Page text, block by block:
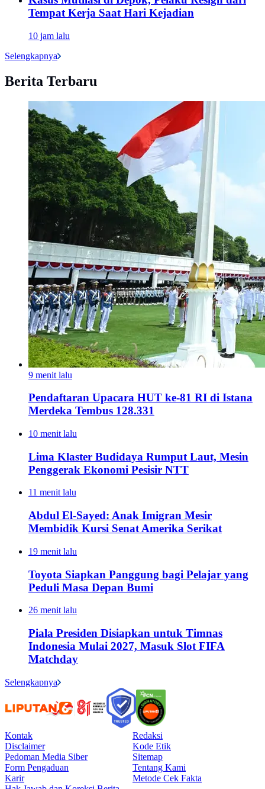
Tempat Kerja Saat Hari Kejadian
10 jam lalu
Selengkapnya
Berita Terbaru
9 menit lalu
Pendaftaran Upacara HUT ke-81 RI di Istana
Merdeka Tembus 128.331
10 menit lalu
Lima Klaster Budidaya Rumput Laut, Mesin
Penggerak Ekonomi Pesisir NTT
11 menit lalu
Abdul El-Sayed: Anak Imigran Mesir
Membidik Kursi Senat Amerika Serikat
19 menit lalu
Toyota Siapkan Panggung bagi Pelajar yang
Peduli Masa Depan Bumi
26 menit lalu
Piala Presiden Disiapkan untuk Timnas
Indonesia Mulai 2027, Masuk Slot FIFA
Matchday
Selengkapnya
Kontak
Redaksi
Disclaimer
Kode Etik
Pedoman Media Siber
Sitemap
Form Pengaduan
Tentang Kami
Karir
Metode Cek Fakta